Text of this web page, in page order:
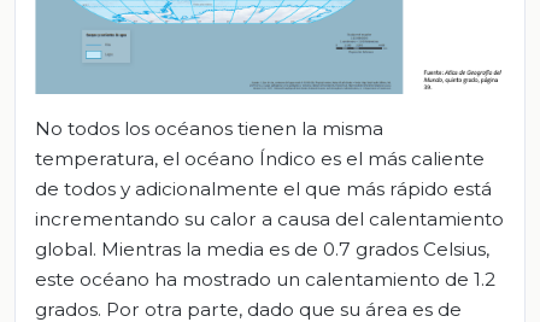
No todos los océanos tienen la misma
temperatura, el océano Índico es el más caliente
de todos y adicionalmente el que más rápido está
incrementando su calor a causa del calentamiento
global. Mientras la media es de 0.7 grados Celsius,
este océano ha mostrado un calentamiento de 1.2
grados. Por otra parte, dado que su área es de